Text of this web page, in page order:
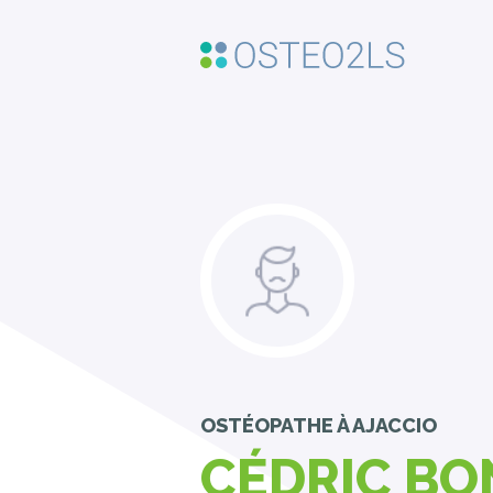
OSTÉOPATHEÀ AJACCIO
CÉDRIC